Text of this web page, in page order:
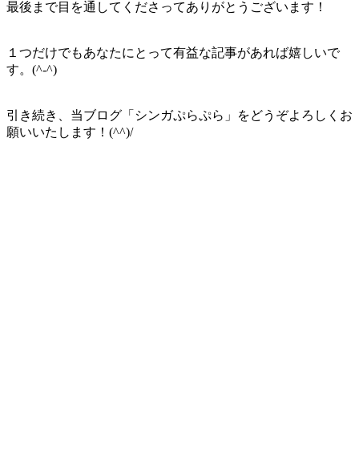
最後まで目を通してくださってありがとうございます！
１つだけでもあなたにとって有益な記事があれば嬉しいで
す。(^-^)
引き続き、当ブログ「 シンガぷらぷら 」をどうぞよろしくお
願いいたします！(^^)/